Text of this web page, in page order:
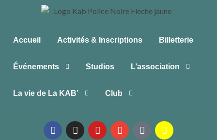
Accueil Activités & Inscriptions Billetterie
Événements Studios L’association
La vie de La KAB’ Club